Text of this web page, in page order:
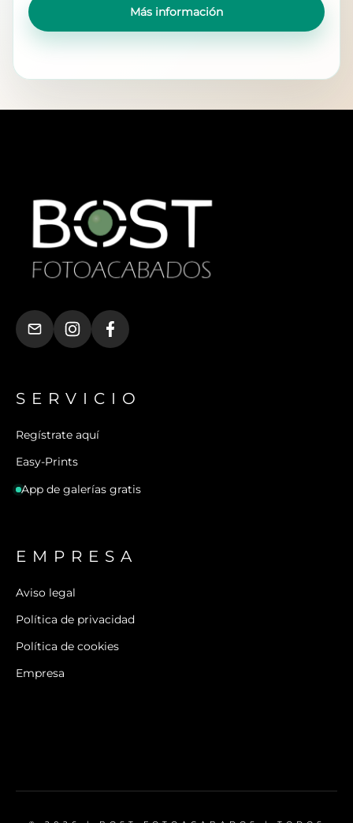
Más información
SERVICIO
Regístrate aquí
Easy-Prints
App de galerías gratis
EMPRESA
Aviso legal
Política de privacidad
Política de cookies
Empresa